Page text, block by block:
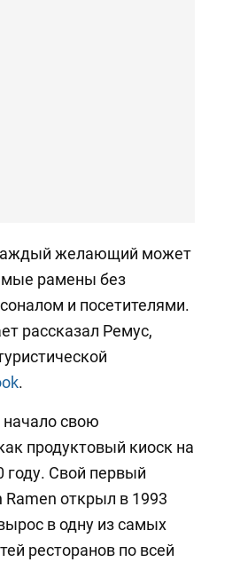
желающий может
рамены без
и посетителями.
рассказал Ремус,
.
начало свою
продуктовый киоск на
году. Свой первый
Ramen открыл в 1993
в одну из самых
ресторанов по всей